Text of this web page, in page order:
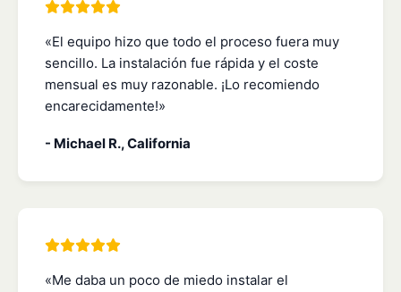
«El equipo hizo que todo el proceso fuera muy
sencillo. La instalación fue rápida y el coste
mensual es muy razonable. ¡Lo recomiendo
encarecidamente!»
- Michael R., California
«Me daba un poco de miedo instalar el